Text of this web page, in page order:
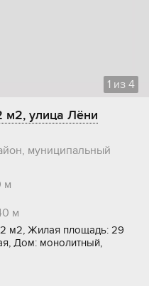
1 из 4
м2, улица Лёни
муниципальный
м
м
м2, Жилая площадь: 29
Дом: монолитный,